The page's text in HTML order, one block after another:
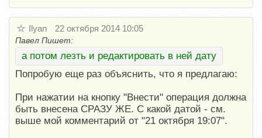
Ilyan 22 октября 2014 10:05
Павел Пишет:
а потом лезть и редактировать в ней дату
Попробую еще раз объяснить, что я предлагаю:
При нажатии на кнопку "Внести" операция должна
быть внесена СРАЗУ ЖЕ. С какой датой - см.
выше мой комментарий от "21 октября 19:07".